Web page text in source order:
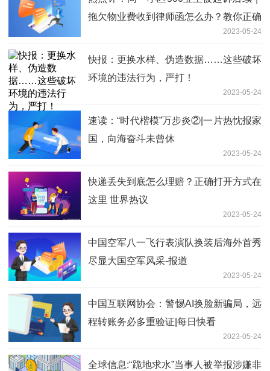
拖欠物业费收到律师函怎么办？教你正确
2023-05-24
快报：更换水样、伪造数据……这些破坏
环境的违法行为，严打！
2023-05-24
速读：“时代楷模”万步炎②|一片热忱报家
国，向海奋斗未曾休
2023-05-24
快递丢失到底怎么理赔？正确打开方式在
这里 世界热议
2023-05-24
中国空军八一飞行表演队换装后海外首秀
尽显大国空军风采-报道
2023-05-24
中国互联网协会：警惕AI换脸新骗局，远
程转账务必多重验证|每日快看
2023-05-24
全球信息:“跪地求水”当事人被举报涉嫌非